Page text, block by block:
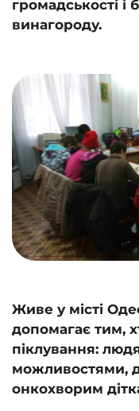
громадськості і
винагороду.
Живе у місті
допомагає тим,
піклування:
можливостями,
онкохворим